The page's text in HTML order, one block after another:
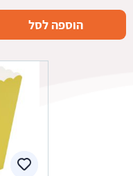
הוספה לסל